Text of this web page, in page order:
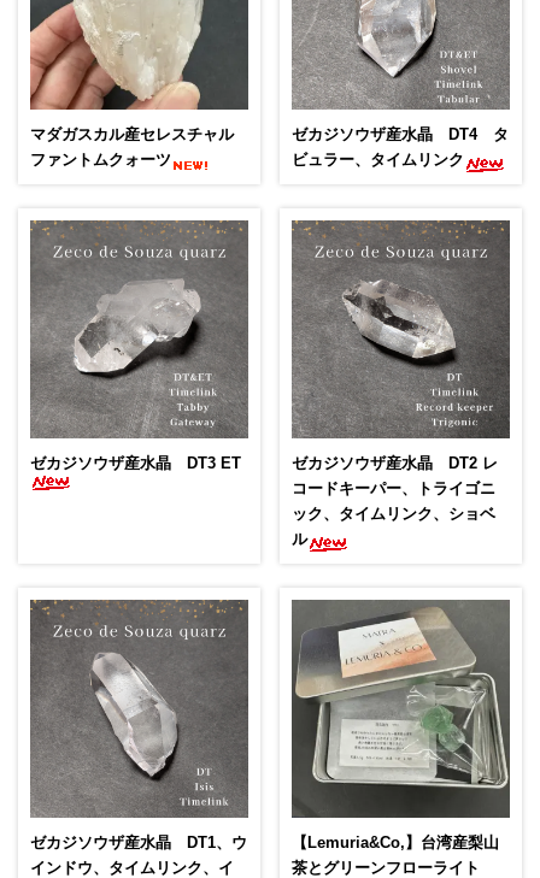
マダガスカル産セレスチャル
ファントムクォーツ
ゼカジソウザ産水晶 DT4 タ
ビュラー、タイムリンク
ゼカジソウザ産水晶 DT3 ET
ゼカジソウザ産水晶 DT2 レ
コードキーパー、トライゴニ
ック、タイムリンク、ショベ
ル
ゼカジソウザ産水晶 DT1、ウ
インドウ、タイムリンク、イ
【Lemuria&Co,】台湾産梨山
茶とグリーンフローライト